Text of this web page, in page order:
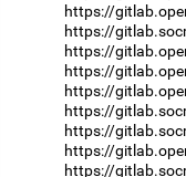
https://
https://
https://
https://
https://
https://
https://
https://
https://